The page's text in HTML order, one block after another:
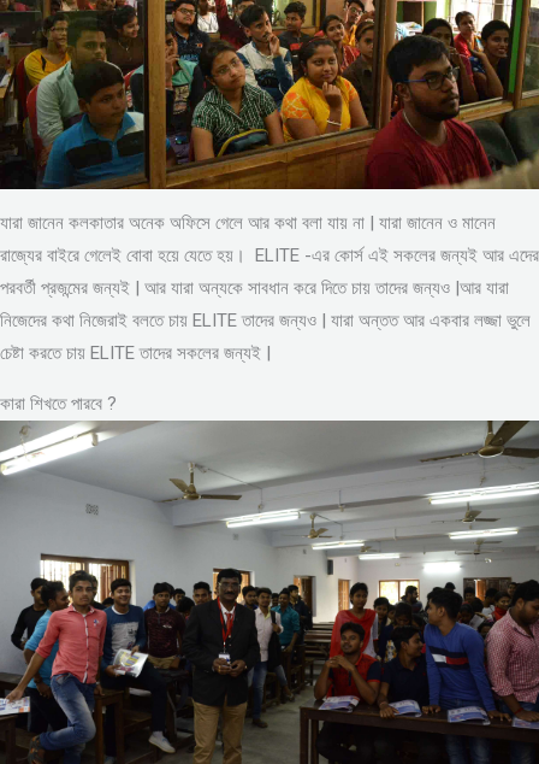
যারা জানেন কলকাতার অনেক অফিসে গেলে আর কথা বলা যায় না | যারা জানেন ও মানেন
রাজ্যের বাইরে গেলেই বোবা হয়ে যেতে হয়। ELITE -এর কোর্স এই সকলের জন্যই আর এদের
পরবর্তী প্রজন্মের জন্যই | আর যারা অন্যকে সাবধান করে দিতে চায় তাদের জন্যও |আর যারা
নিজেদের কথা নিজেরাই বলতে চায় ELITE তাদের জন্যও | যারা অন্তত আর একবার লজ্জা ভুলে
চেষ্টা করতে চায় ELITE তাদের সকলের জন্যই |
কারা শিখতে পারবে ?